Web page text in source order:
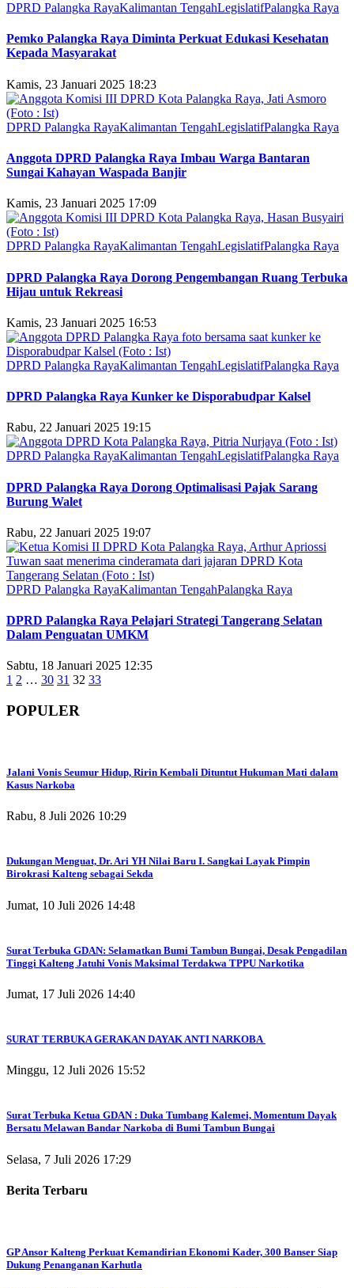
DPRD Palangka RayaKalimantan TengahLegislatifPalangka Raya
Pemko Palangka Raya Diminta Perkuat Edukasi Kesehatan
Kepada Masyarakat
Kamis, 23 Januari 2025 18:23
DPRD Palangka RayaKalimantan TengahLegislatifPalangka Raya
Anggota DPRD Palangka Raya Imbau Warga Bantaran
Sungai Kahayan Waspada Banjir
Kamis, 23 Januari 2025 17:09
DPRD Palangka RayaKalimantan TengahLegislatifPalangka Raya
DPRD Palangka Raya Dorong Pengembangan Ruang Terbuka
Hijau untuk Rekreasi
Kamis, 23 Januari 2025 16:53
DPRD Palangka RayaKalimantan TengahLegislatifPalangka Raya
DPRD Palangka Raya Kunker ke Disporabudpar Kalsel
Rabu, 22 Januari 2025 19:15
DPRD Palangka RayaKalimantan TengahLegislatifPalangka Raya
DPRD Palangka Raya Dorong Optimalisasi Pajak Sarang
Burung Walet
Rabu, 22 Januari 2025 19:07
DPRD Palangka RayaKalimantan TengahPalangka Raya
DPRD Palangka Raya Pelajari Strategi Tangerang Selatan
Dalam Penguatan UMKM
Sabtu, 18 Januari 2025 12:35
1 2 … 30 31 32 33
POPULER
Jalani Vonis Seumur Hidup, Ririn Kembali Dituntut Hukuman Mati dalam
Kasus Narkoba
Rabu, 8 Juli 2026 10:29
Dukungan Menguat, Dr. Ari YH Nilai Baru I. Sangkai Layak Pimpin
Birokrasi Kalteng sebagai Sekda
Jumat, 10 Juli 2026 14:48
Surat Terbuka GDAN: Selamatkan Bumi Tambun Bungai, Desak Pengadilan
Tinggi Kalteng Jatuhi Vonis Maksimal Terdakwa TPPU Narkotika
Jumat, 17 Juli 2026 14:40
SURAT TERBUKA GERAKAN DAYAK ANTI NARKOBA
Minggu, 12 Juli 2026 15:52
Surat Terbuka Ketua GDAN : Duka Tumbang Kalemei, Momentum Dayak
Bersatu Melawan Bandar Narkoba di Bumi Tambun Bungai
Selasa, 7 Juli 2026 17:29
Berita Terbaru
GP Ansor Kalteng Perkuat Kemandirian Ekonomi Kader, 300 Banser Siap
Dukung Penanganan Karhutla